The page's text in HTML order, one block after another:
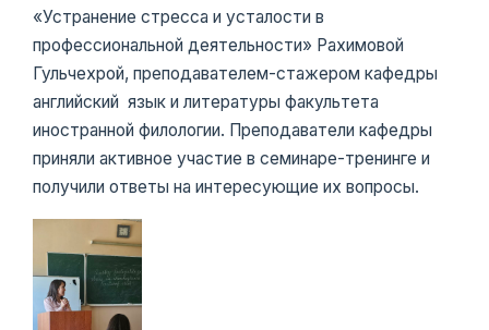
«Устранение стресса и усталости в
профессиональной деятельности» Рахимовой
Гульчехрой, преподавателем-стажером кафедры
английский язык и литературы факультета
иностранной филологии. Преподаватели кафедры
приняли активное участие в семинаре-тренинге и
получили ответы на интересующие их вопросы.